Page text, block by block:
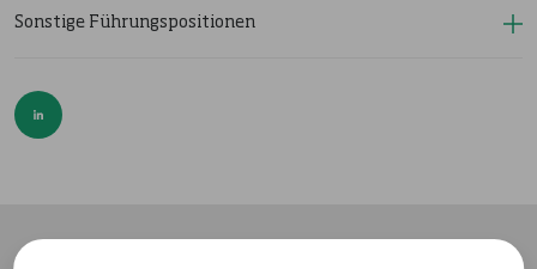
Sonstige Führungspositionen